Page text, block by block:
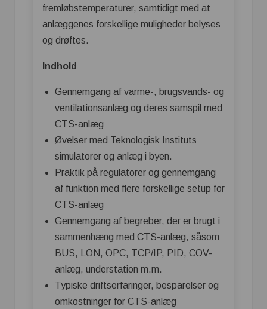
fremløbstemperaturer, samtidigt med at
anlæggenes forskellige muligheder belyses
og drøftes.
Indhold
Gennemgang af varme-, brugsvands- og
ventilationsanlæg og deres samspil med
CTS-anlæg
Øvelser med Teknologisk Instituts
simulatorer og anlæg i byen.
Praktik på regulatorer og gennemgang
af funktion med flere forskellige setup for
CTS-anlæg
Gennemgang af begreber, der er brugt i
sammenhæng med CTS-anlæg, såsom
BUS, LON, OPC, TCP/IP, PID, COV-
anlæg, understation m.m.
Typiske driftserfaringer, besparelser og
omkostninger for CTS-anlæg